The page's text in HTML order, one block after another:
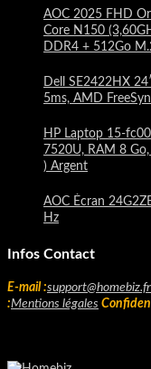
AOC 2025 FHD
Core N150
DDR4 + 512Go
Dell SE2422HX
5ms, AMD
HP Laptop 15-
7520U, RAM 8
) Argent
AOC Écran
Hz
Infos Contact
E-mail :support@homebiz.fr
:Mentions légales